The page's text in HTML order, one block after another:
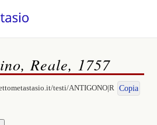
Reale, 1757
testi/ANTIGONO|R Copia